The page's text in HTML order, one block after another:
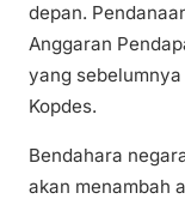
depan.
Anggaran
yang
Kopdes.
Bendahara
akan menambah